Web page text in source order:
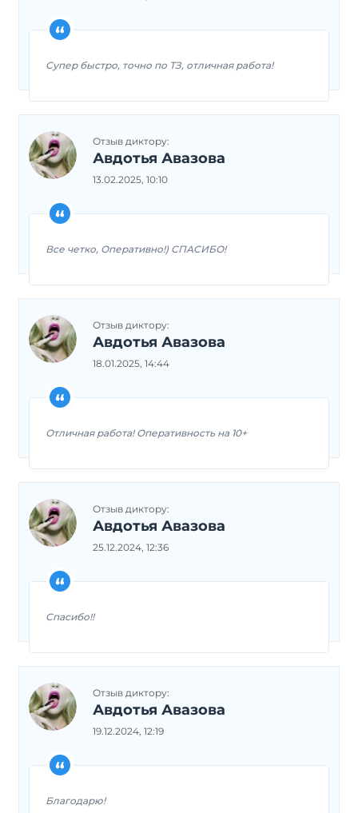
Супер быстро, точно по ТЗ, отличная работа!
Отзыв диктору:
Авдотья Авазова
13.02.2025, 10:10
Все четко, Оперативно!) СПАСИБО!
Отзыв диктору:
Авдотья Авазова
18.01.2025, 14:44
Отличная работа! Оперативность на 10+
Отзыв диктору:
Авдотья Авазова
25.12.2024, 12:36
Спасибо!!
Отзыв диктору:
Авдотья Авазова
19.12.2024, 12:19
Благодарю!